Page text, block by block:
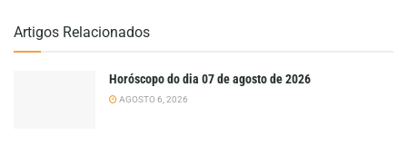
Artigos Relacionados
Horóscopo do dia 07 de agosto de 2026
AGOSTO 6, 2026